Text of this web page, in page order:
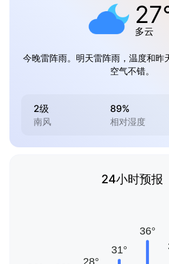
多云
今晚雷阵雨。明天雷阵雨，温度和昨
空气不错。
2级
南风
89%
相对湿度
24小时预报